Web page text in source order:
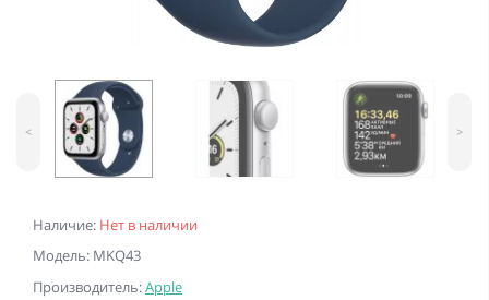
Наличие: Нет в наличии
Модель: MKQ43
Производитель:Apple
< >